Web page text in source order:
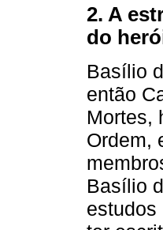
2. A
do
Basílio
então
Mortes,
Ordem,
Basílio
estudos